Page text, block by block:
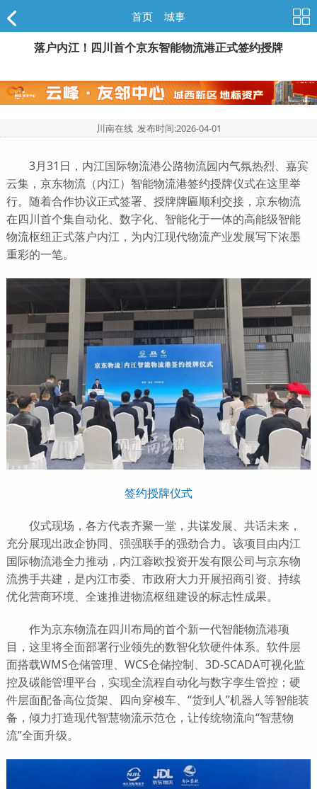
首页 城事
落户内江！四川首个京东智能物流港正式签约授牌
川南在线 发布时间:2026-04-01
3月31日，内江国际物流港公路物流园内气氛热烈、嘉宾
云集，京东物流（内江）智能物流港签约授牌仪式在这里举
行。随着合作协议正式签署、授牌牌匾顺利交接，京东物流
在四川首个集自动化、数字化、智能化于一体的高能级智能
物流枢纽正式落户内江，为内江现代物流产业发展写下浓墨
重彩的一笔。
签约授牌仪式
仪式现场，各方代表齐聚一堂，共谋发展、共话未来，
充分展现出政企协同、强强联手的强劲合力。该项目由内江
国际物流港全力推动，内江蓉欧投资开发有限公司与京东物
流携手共建，是内江市委、市政府大力开展招商引资、持续
优化营商环境、全速推进物流枢纽建设的标志性成果。
作为京东物流在四川布局的首个新一代智能物流港项
目，这里将全面部署行业领先的数智化软硬件体系。软件层
面搭载WMS仓储管理、WCS仓储控制、3D-SCADA可视化监
控及碳能管理平台，实现全流程自动化与数字孪生管控；硬
件层面配备高位货架、四向穿梭车、“货到人”机器人等智能装
备，倾力打造现代智慧物流示范仓，让传统物流向“智慧物
流”全面升级。